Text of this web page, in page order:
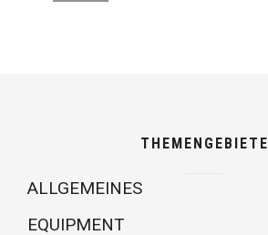
THEMENGEBIETE
ALLGEMEINES
EQUIPMENT